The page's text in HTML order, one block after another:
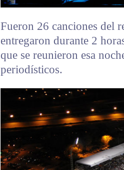
Fueron 26 canciones del
entregaron durante 2
que se reunieron esa
periodísticos.